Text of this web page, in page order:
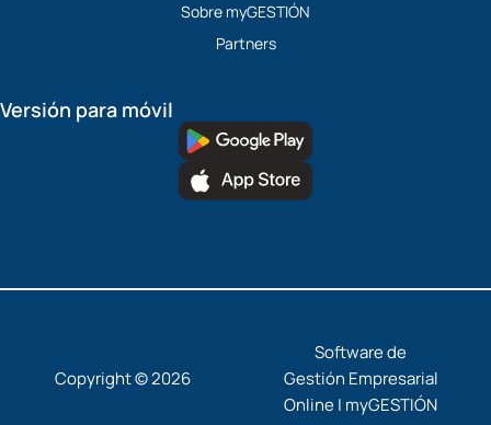
Sobre myGESTIÓN
Partners
Versión para móvil
Copyright © 2026
Software de
Gestión Empresarial
Online | myGESTIÓN